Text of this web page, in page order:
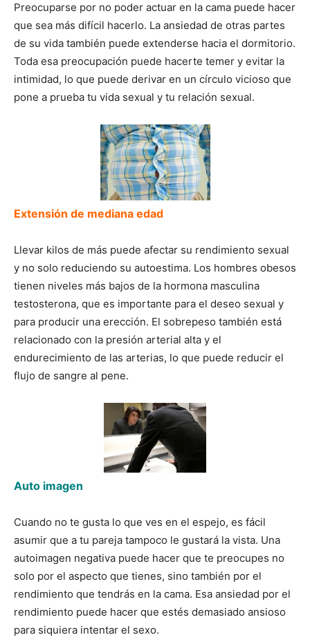
Preocuparse por no poder actuar en la cama puede hacer
que sea más difícil hacerlo. La ansiedad de otras partes
de su vida también puede extenderse hacia el dormitorio.
Toda esa preocupación puede hacerte temer y evitar la
intimidad, lo que puede derivar en un círculo vicioso que
pone a prueba tu vida sexual y tu relación sexual.
Extensión de mediana edad
Llevar kilos de más puede afectar su rendimiento sexual
y no solo reduciendo su autoestima. Los hombres obesos
tienen niveles más bajos de la hormona masculina
testosterona, que es importante para el deseo sexual y
para producir una erección. El sobrepeso también está
relacionado con la presión arterial alta y el
endurecimiento de las arterias, lo que puede reducir el
flujo de sangre al pene.
Auto imagen
Cuando no te gusta lo que ves en el espejo, es fácil
asumir que a tu pareja tampoco le gustará la vista. Una
autoimagen negativa puede hacer que te preocupes no
solo por el aspecto que tienes, sino también por el
rendimiento que tendrás en la cama. Esa ansiedad por el
rendimiento puede hacer que estés demasiado ansioso
para siquiera intentar el sexo.